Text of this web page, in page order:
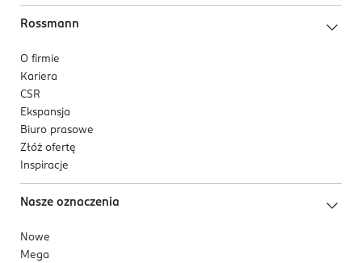
Rossmann
O firmie
Kariera
CSR
Ekspansja
Biuro prasowe
Złóż ofertę
Inspiracje
Nasze oznaczenia
Nowe
Mega